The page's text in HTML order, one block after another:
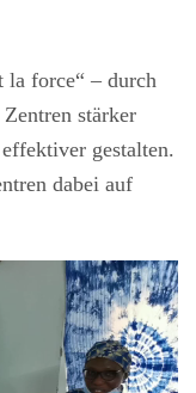
la force“ – durch
stärker
gestalten.
dabei auf